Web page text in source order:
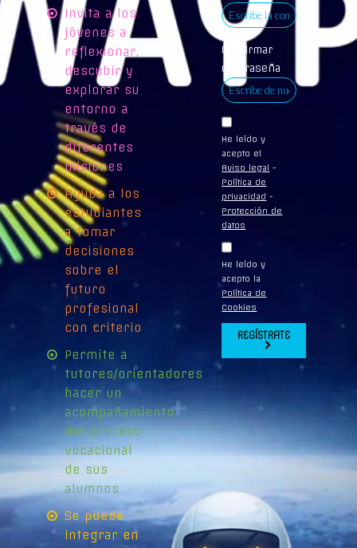
Invita a los
jóvenes a
reflexionar,
descubir y
explorar su
entorno a
través de
diferentes
misiones
Ayuda a los
estudiantes
a tomar
decisiones
sobre el
futuro
profesional
con criterio
Permite a
tutores/orientadores
hacer un
acompañamiento
del proceso
vocacional
de sus
alumnos
Se puede
integrar en
Confirmar
contraseña
He leído y
acepto el
Aviso legal -
Política de
privacidad -
Protección de
datos
He leído y
acepto la
Política de
Cookies
REGÍSTRATE